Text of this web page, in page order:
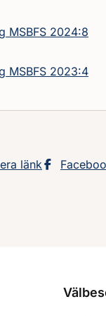
MSBFS 2024:8
MSBFS 2023:4
sidans
länk Dela